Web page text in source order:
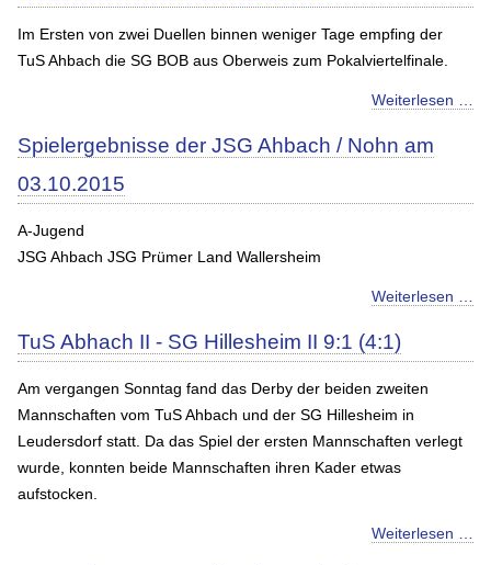
Im Ersten von zwei Duellen binnen weniger Tage empfing der
TuS Ahbach die SG BOB aus Oberweis zum Pokalviertelfinale.
Weiterlesen …
Spielergebnisse der JSG Ahbach / Nohn am
03.10.2015
A-Jugend
JSG Ahbach JSG Prümer Land Wallersheim
Weiterlesen …
TuS Abhach II - SG Hillesheim II 9:1 (4:1)
Am vergangen Sonntag fand das Derby der beiden zweiten
Mannschaften vom TuS Ahbach und der SG Hillesheim in
Leudersdorf statt. Da das Spiel der ersten Mannschaften verlegt
wurde, konnten beide Mannschaften ihren Kader etwas
aufstocken.
Weiterlesen …